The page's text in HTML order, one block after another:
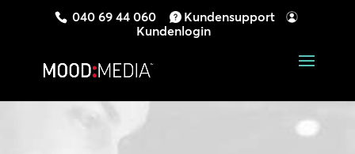
040 69 44 060
Kundensupport
Kundenlogin